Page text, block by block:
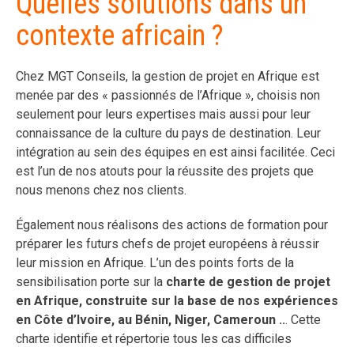
contexte africain ?
Chez MGT Conseils, la gestion de projet en Afrique est
menée par des « passionnés de l’Afrique », choisis non
seulement pour leurs expertises mais aussi pour leur
connaissance de la culture du pays de destination. Leur
intégration au sein des équipes en est ainsi facilitée. Ceci
est l’un de nos atouts pour la réussite des projets que
nous menons chez nos clients.
Également nous réalisons des actions de formation pour
préparer les futurs chefs de projet européens à réussir
leur mission en Afrique. L’un des points forts de la
sensibilisation porte sur la charte de gestion de projet
en Afrique, construite sur la base de nos expériences
en Côte d’Ivoire, au Bénin, Niger, Cameroun ... Cette
charte identifie et répertorie tous les cas difficiles